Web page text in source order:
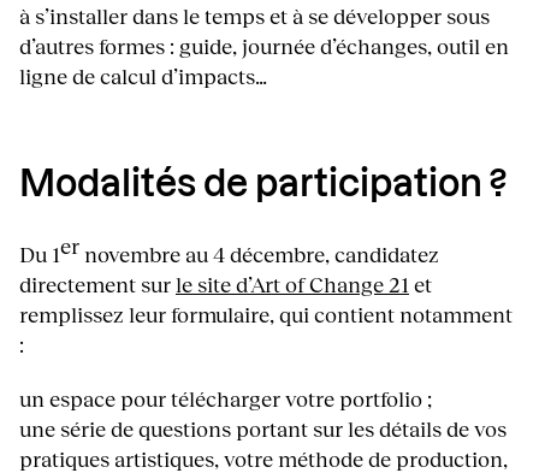
à s’installer dans le temps et à se développer sous
d’autres formes : guide, journée d’échanges, outil en
ligne de calcul d’impacts…
Modalités de participation ?
Du 1ernovembre au 4 décembre, candidatez
directement surle site d’Art of Change 21 et
remplissez leur formulaire, qui contient notamment
:
un espace pour télécharger votre portfolio ;
une série de questions portant sur les détails de vos
pratiques artistiques, votre méthode de production,